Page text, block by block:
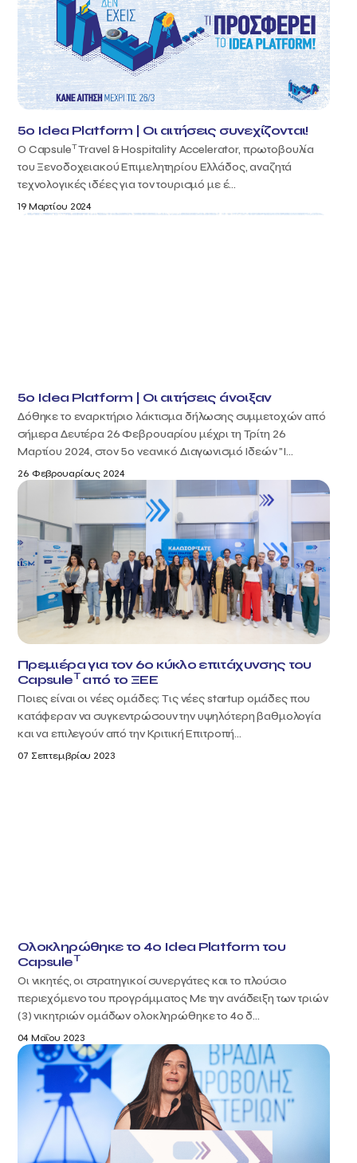
5ο Idea Platform | Οι αιτήσεις συνεχίζονται!
Ο CapsuleTTravel & Hospitality Accelerator, πρωτοβουλία
του Ξενοδοχειακού Επιμελητηρίου Ελλάδος, αναζητά
τεχνολογικές ιδέες για τον τουρισμό με έ...
19 Μαρτίου 2024
5ο Idea Platform | Οι αιτήσεις άνοιξαν
Δόθηκε το εναρκτήριο λάκτισμα δήλωσης συμμετοχών από
σήμερα Δευτέρα 26 Φεβρουαρίου μέχρι τη Τρίτη 26
Μαρτίου 2024, στον 5ο νεανικό Διαγωνισμό Ιδεών "I...
26 Φεβρουαρίους 2024
Πρεμιέρα για τον 6ο κύκλο επιτάχυνσης του
CapsuleTαπό το ΞΕΕ
Ποιες είναι οι νέες ομάδες; Τις νέες startup ομάδες που
κατάφεραν να συγκεντρώσουν την υψηλότερη βαθμολογία
και να επιλεγούν από την Κριτική Επιτροπή...
07 Σεπτεμβρίου 2023
Ολοκληρώθηκε το 4ο Idea Platform του
CapsuleT
Οι νικητές, οι στρατηγικοί συνεργάτες και το πλούσιο
περιεχόμενο του προγράμματος Με την ανάδειξη των τριών
(3) νικητριών ομάδων ολοκληρώθηκε το 4ο δ...
04 Μαΐου 2023